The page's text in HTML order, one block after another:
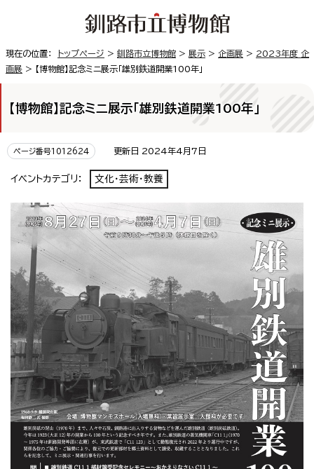
現在の位置： トップページ > 釧路市立博物館 > 展示 > 企画展 > 2023年度 企
画展 > 【博物館】記念ミニ展示「雄別鉄道開業100年」
【博物館】記念ミニ展示「雄別鉄道開業100年」
ページ番号1012624 更新日 2024年4月7日
イベントカテゴリ： 文化・芸術・教養